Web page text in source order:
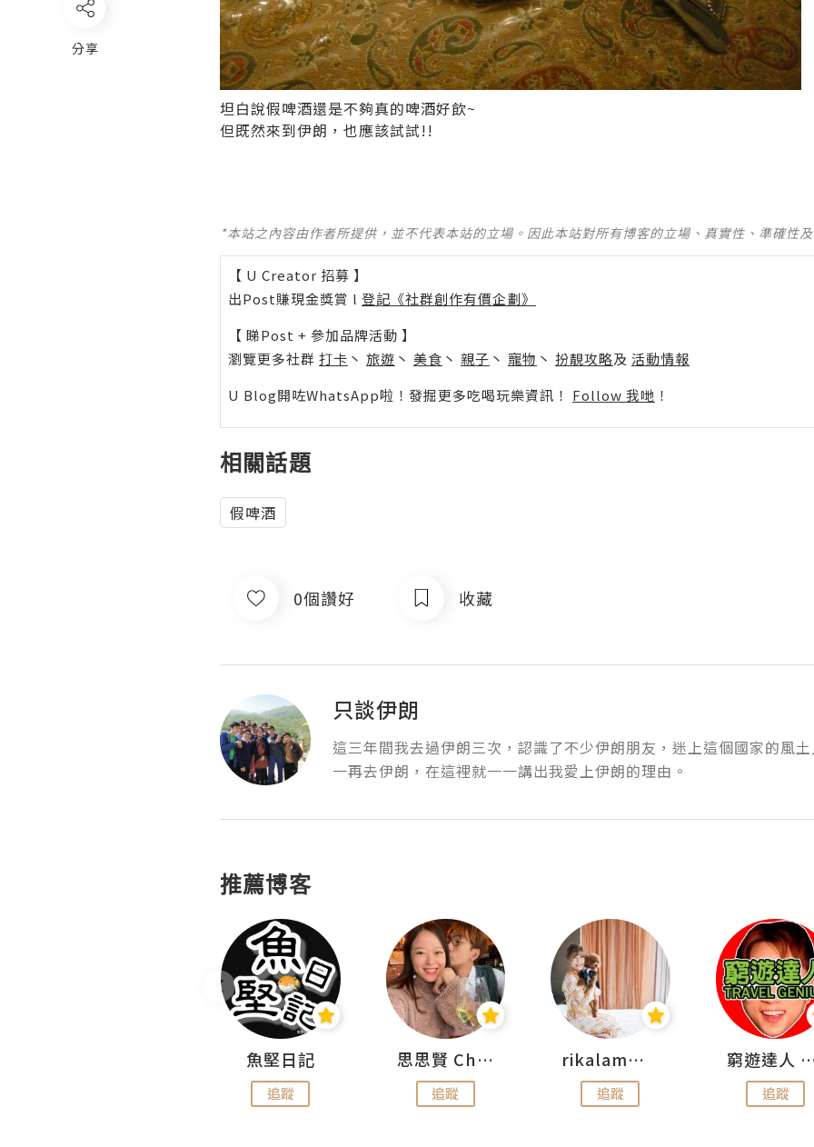
分享
坦白說假啤酒還是不夠真的啤酒好飲~
但既然來到伊朗，也應該試試!!
*本站之內容由作者所提供，並不代表本站的立場。因此本站對所有博客的立場、真實性、準確性
【 U Creator 招募 】
出Post賺現金獎賞 l 登記《社群創作有價企劃》
【 睇Post + 參加品牌活動 】
瀏覽更多社群 打卡 丶 旅遊 丶 美食 丶 親子 丶 寵物 丶 扮靚攻略及 活動情報
U Blog開咗WhatsApp啦！發掘更多吃喝玩樂資訊！ Follow 我哋 ！
相關話題
假啤酒
0個讚好 收藏
只談伊朗
這三年間我去過伊朗三次，認識了不少伊朗朋友，迷上這個國家的風
一再去伊朗，在這裡就一一講出我愛上伊朗的理由。
推薦博客
魚堅日記
追蹤
思思賢 ChillMyBabe
追蹤
rikalammm
追蹤
窮遊達人 Mr.TravelGenius
追蹤